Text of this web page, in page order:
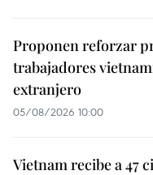
Proponen reforzar
trabajadores
extranjero
05/08/2026 10:00
Vietnam recibe a 47